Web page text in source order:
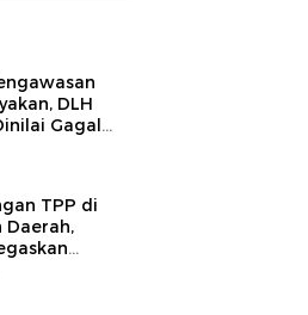
DLH
Gagal
Captive dan
TPP di
Daerah,